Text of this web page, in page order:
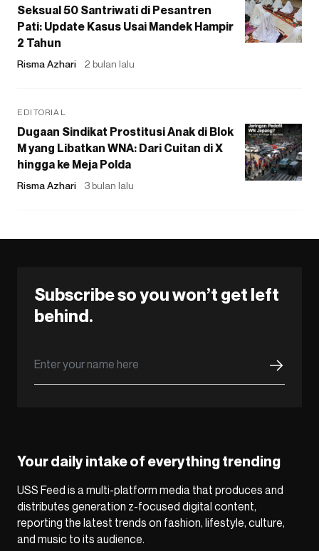
Seksual 50 Santriwati di Pesantren
Pati: Update Kasus Usai Mandek Hampir
2 Tahun
Risma Azhari 2 bulan lalu
EDITORIAL
Dugaan Sindikat Prostitusi Anak di Blok
M yang Libatkan WNA: Dari Cuitan di X
hingga ke Meja Polda
Risma Azhari 3 bulan lalu
Subscribe so you won’t get left
behind.
Your daily intake of everything trending
USS Feed is a multi-platform media that produces and
distributes generation z-focused digital content,
reporting the latest trends on fashion, lifestyle, culture,
and music to its audience.